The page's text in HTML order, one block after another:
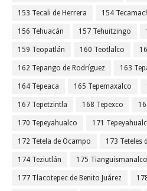
153 Tecali de Herrera 154
156 Tehuacán 157 Tehuitzingo
159 Teopatlán 160 Teotlalco
162 Tepango de Rodríguez 163
164 Tepeaca 165 Tepemaxalco
167 Tepetzintla 168 Tepexco
170 Tepeyahualco 171
172 Tetela de Ocampo 173 Teteles
174 Teziutlán 175 Tianguismanalco
177 Tlacotepec de Benito Juárez